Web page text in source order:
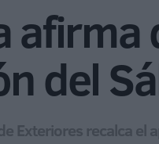
del
Exteriores recalca